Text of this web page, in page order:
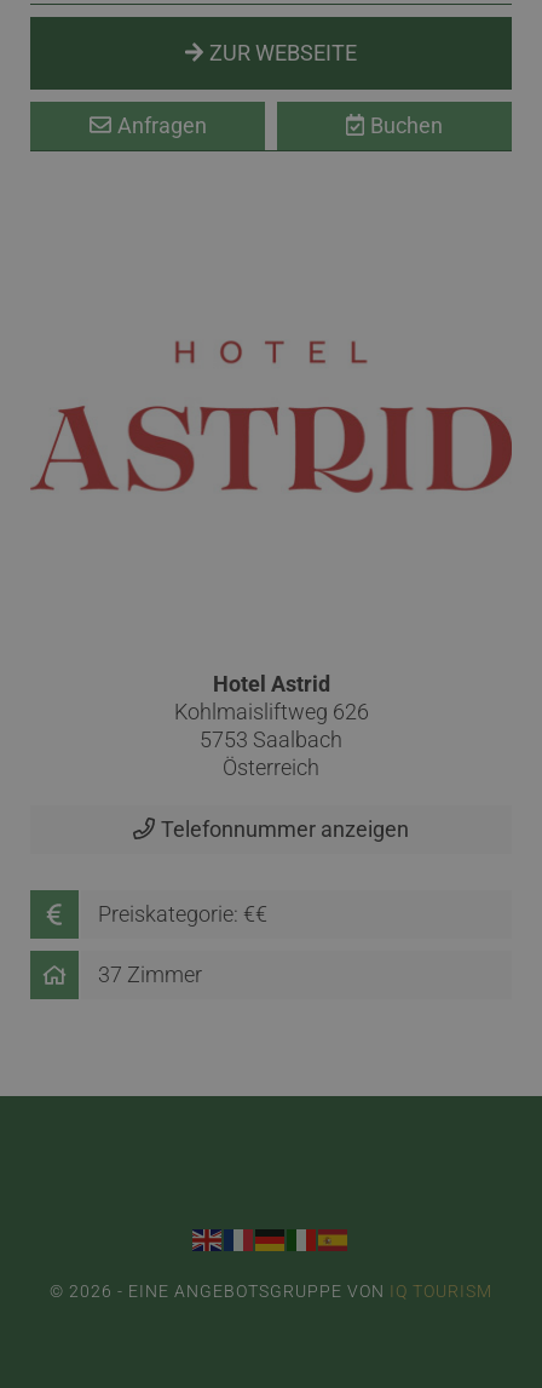
ZUR WEBSEITE
Anfragen Buchen
Hotel Astrid
Kohlmaisliftweg 626
5753 Saalbach
Österreich
Telefonnummer anzeigen
Preiskategorie: €€
37 Zimmer
© 2026 - EINE ANGEBOTSGRUPPE VON IQ TOURISM